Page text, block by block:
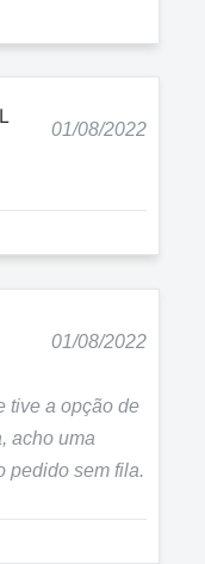
01/08/2022
01/08/2022
tive a opção de
acho uma
pedido sem fila.